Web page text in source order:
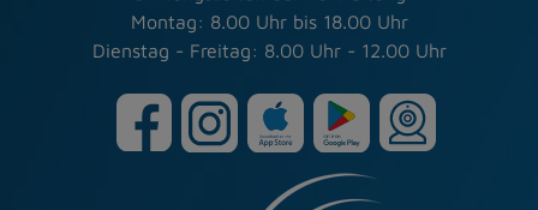
Montag: 8.00 Uhr bis 18.00 Uhr
Dienstag - Freitag: 8.00 Uhr - 12.00 Uhr